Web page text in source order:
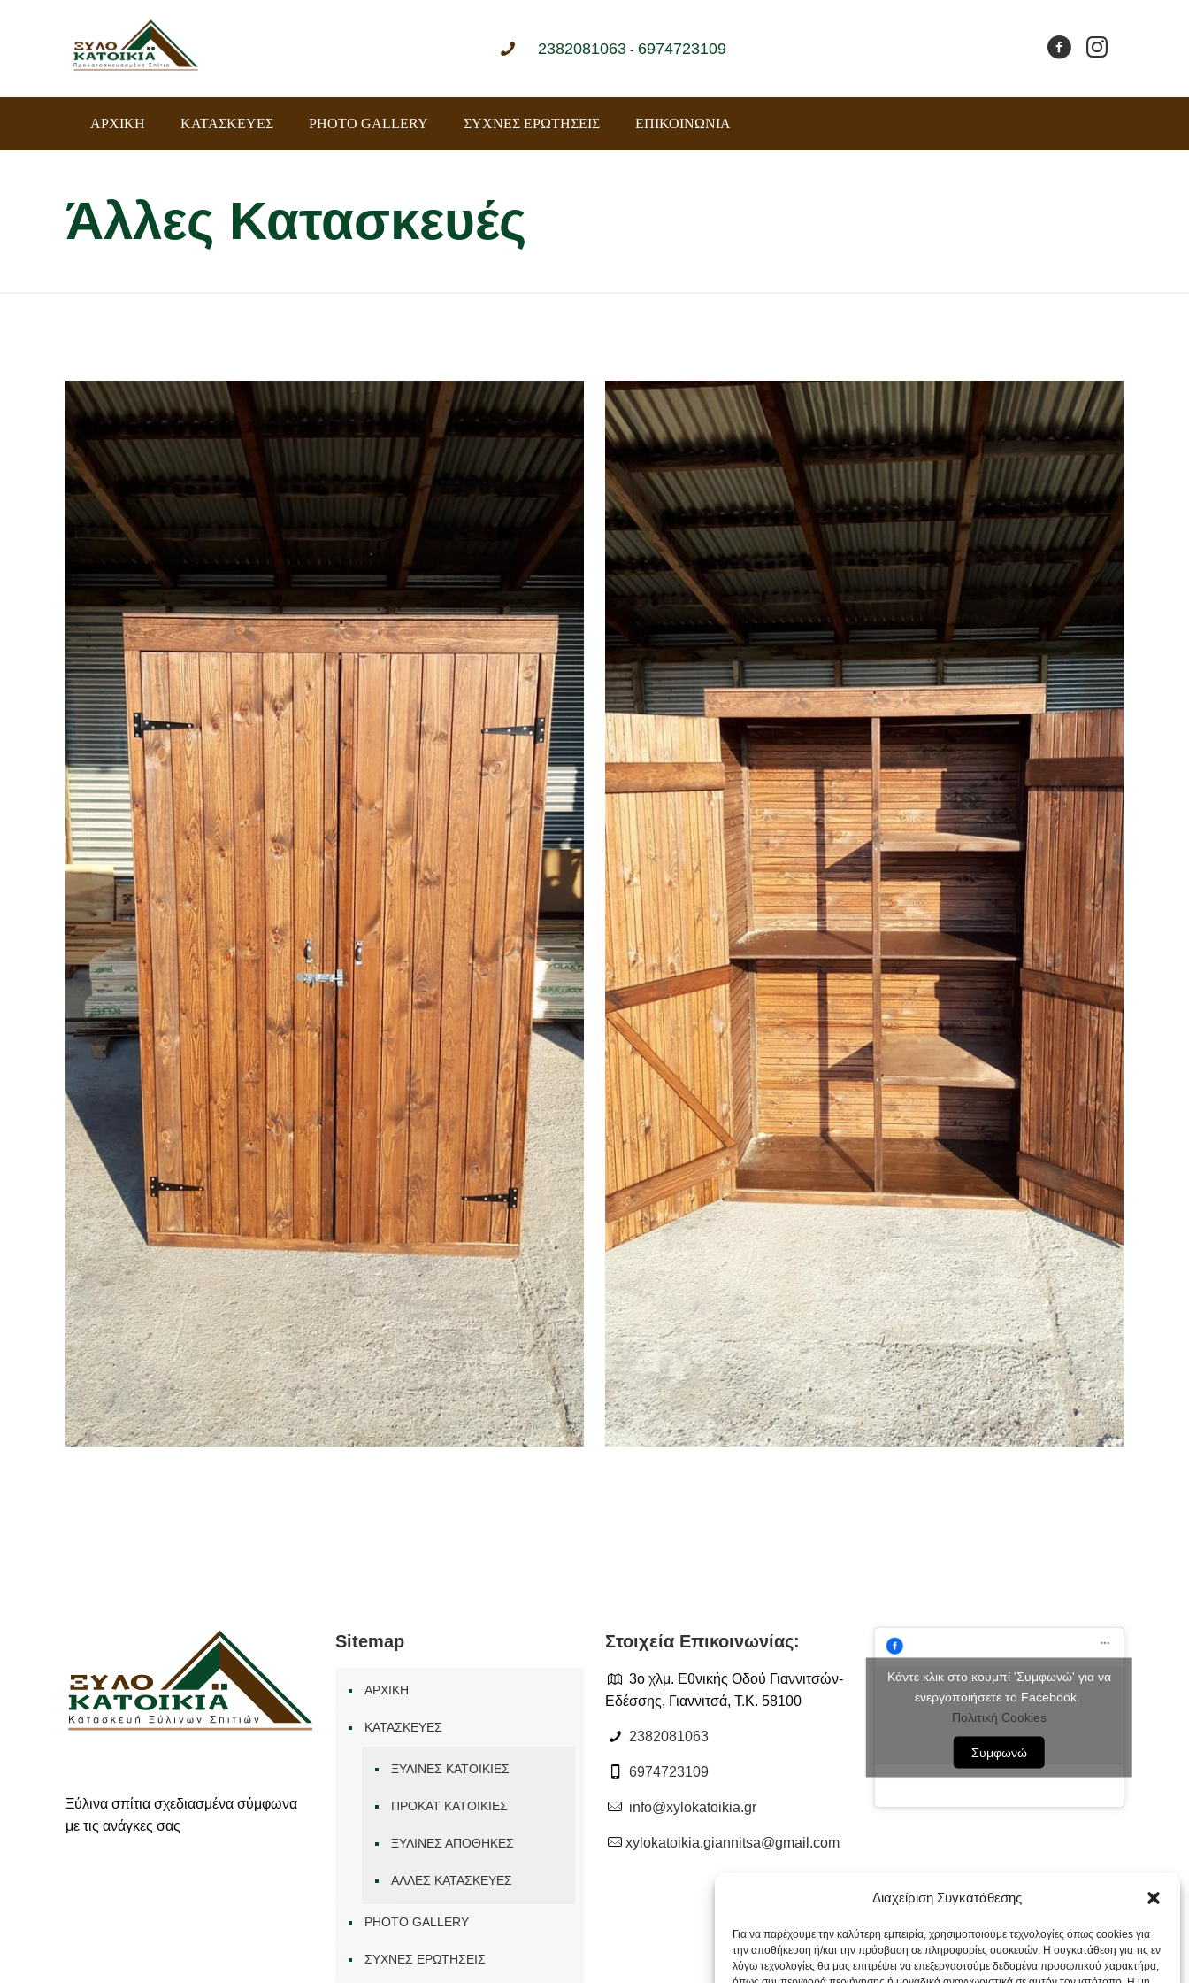
Διαχείριση Συγκατάθεσης
Για να παρέχουμε την καλύτερη εμπειρία, χρησιμοποιούμε τεχνολογίες όπως cookies για
την αποθήκευση ή/και την πρόσβαση σε πληροφορίες συσκευών. Η συγκατάθεση για τις εν
λόγω τεχνολογίες θα μας επιτρέψει να επεξεργαστούμε δεδομένα προσωπικού χαρακτήρα,
2382081063- 6974723109
ΑΡΧΙΚΗ ΚΑΤΑΣΚΕΥΕΣ PHOTO GALLERY ΣΥΧΝΕΣ ΕΡΩΤΗΣΕΙΣ ΕΠΙΚΟΙΝΩΝΙΑ
Άλλες Κατασκευές
Ξύλινα σπίτια σχεδιασμένα σύμφωνα
με τις ανάγκες σας
Sitemap
ΑΡΧΙΚΗ
ΚΑΤΑΣΚΕΥΕΣ
ΞΥΛΙΝΕΣ ΚΑΤΟΙΚΙΕΣ
ΠΡΟΚΑΤ ΚΑΤΟΙΚΙΕΣ
ΞΥΛΙΝΕΣ ΑΠΟΘΗΚΕΣ
ΑΛΛΕΣ ΚΑΤΑΣΚΕΥΕΣ
PHOTO GALLERY
ΣΥΧΝΕΣ ΕΡΩΤΗΣΕΙΣ
Στοιχεία Επικοινωνίας:
3ο χλμ. Εθνικής Οδού Γιαννιτσών-
Εδέσσης, Γιαννιτσά, Τ.Κ. 58100
2382081063
6974723109
info@xylokatoikia.gr
xylokatoikia.giannitsa@gmail.com
Κάντε κλικ στο κουμπί 'Συμφωνώ' για να
ενεργοποιήσετε το Facebook.
Πολιτική Cookies
Συμφωνώ